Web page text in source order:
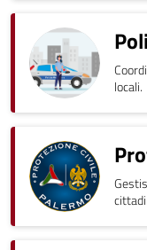
locali.